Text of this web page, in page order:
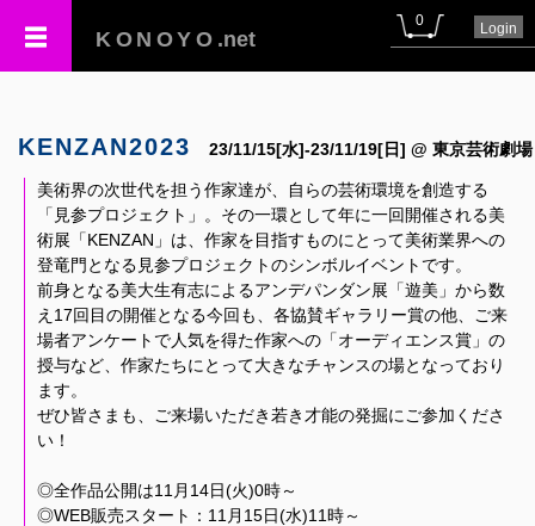
KONOYO .net
0 Login
KENZAN2023 23/11/15[水]-23/11/19[日] @ 東京芸術劇場
美術界の次世代を担う作家達が、自らの芸術環境を創造する
「見参プロジェクト」。その一環として年に一回開催される美
術展「KENZAN」は、作家を目指すものにとって美術業界への
登竜門となる見参プロジェクトのシンボルイベントです。
前身となる美大生有志によるアンデパンダン展「遊美」から数
え17回目の開催となる今回も、各協賛ギャラリー賞の他、ご来
場者アンケートで人気を得た作家への「オーディエンス賞」の
授与など、作家たちにとって大きなチャンスの場となっており
ます。
ぜひ皆さまも、ご来場いただき若き才能の発掘にご参加くださ
い！
◎全作品公開は11月14日(火)0時～
◎WEB販売スタート：11月15日(水)11時～